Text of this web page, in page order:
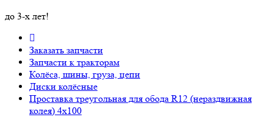
до 3-х лет!
Заказать запчасти
Запчасти к тракторам
Колёса, шины, груза, цепи
Диски колёсные
Проставка треугольная для обода R12 (нераздвижная
колея) 4х100